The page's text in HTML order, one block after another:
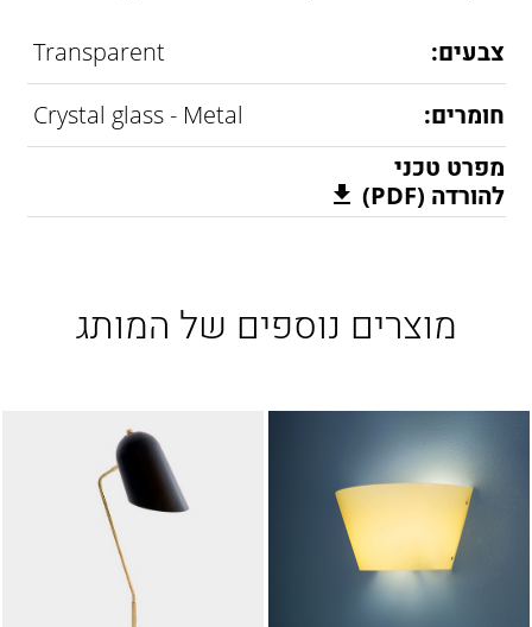
צבעים:
Transparent
חומרים:
Crystal glass - Metal
מפרט טכני
להורדה (PDF)
מוצרים נוספים של המותג